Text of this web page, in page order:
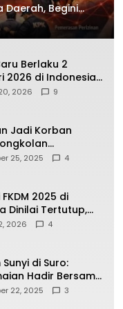
Daerah, Begini
Terbongkar
Berlaku 2
2026 di Indonesia,
bagi
Publik
2026 9
Jadi Korban
BBM
25, 2025 4
2025 di
Dinilai Tertutup,
2026 4
di Suro:
Hadir Bersama
Kopi Hangat
22, 2025 3